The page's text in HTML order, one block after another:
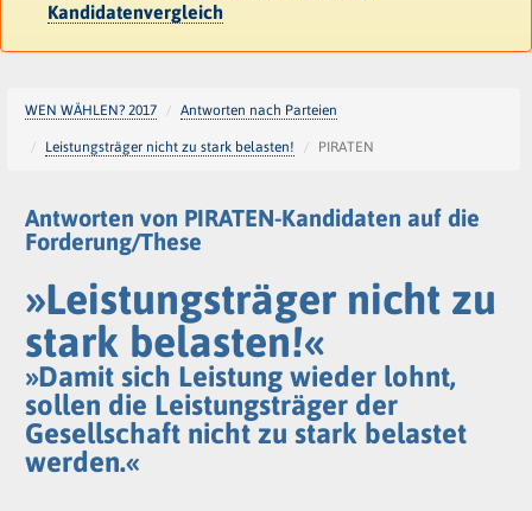
Kandidatenvergleich
WEN WÄHLEN? 2017 Antworten nach Parteien
Leistungsträger nicht zu stark belasten! PIRATEN
Antworten von PIRATEN-Kandidaten auf die
Forderung/These
»Leistungsträger nicht zu
stark belasten!«
»Damit sich Leistung wieder lohnt,
sollen die Leistungsträger der
Gesellschaft nicht zu stark belastet
werden.«